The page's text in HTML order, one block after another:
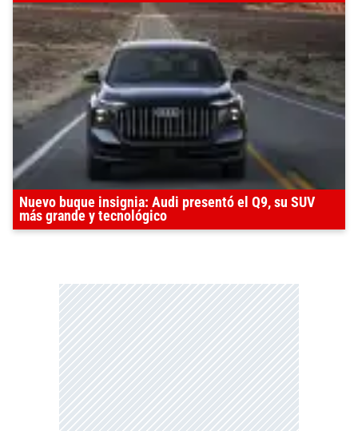
Nuevo buque insignia: Audi presentó el Q9, su SUV
más grande y tecnológico